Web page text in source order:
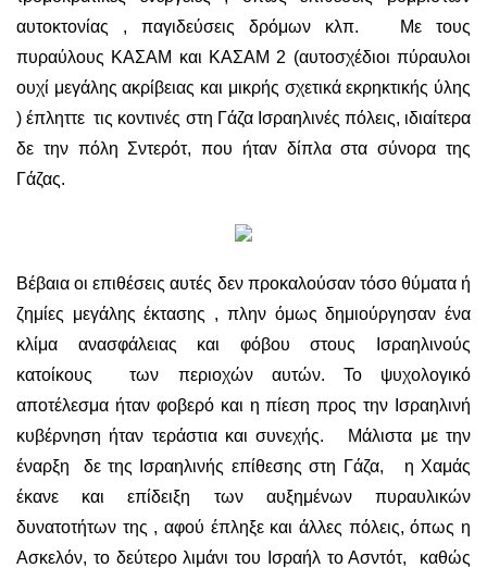
αυτοκτονίας , παγιδεύσεις δρόμων κλπ. Με τους
πυραύλους ΚΑΣΑΜ και ΚΑΣΑΜ 2 (αυτοσχέδιοι πύραυλοι
ουχί μεγάλης ακρίβειας και μικρής σχετικά εκρηκτικής ύλης
) έπληττε τις κοντινές στη Γάζα Ισραηλινές πόλεις, ιδιαίτερα
δε την πόλη Σντερότ, που ήταν δίπλα στα σύνορα της
Γάζας.
Βέβαια οι επιθέσεις αυτές δεν προκαλούσαν τόσο θύματα ή
ζημίες μεγάλης έκτασης , πλην όμως δημιούργησαν ένα
κλίμα ανασφάλειας και φόβου στους Ισραηλινούς
κατοίκους των περιοχών αυτών. Το ψυχολογικό
αποτέλεσμα ήταν φοβερό και η πίεση προς την Ισραηλινή
κυβέρνηση ήταν τεράστια και συνεχής. Μάλιστα με την
έναρξη δε της Ισραηλινής επίθεσης στη Γάζα, η Χαμάς
έκανε και επίδειξη των αυξημένων πυραυλικών
δυνατοτήτων της , αφού έπληξε και άλλες πόλεις, όπως η
Ασκελόν, το δεύτερο λιμάνι του Ισραήλ το Ασντότ, καθώς